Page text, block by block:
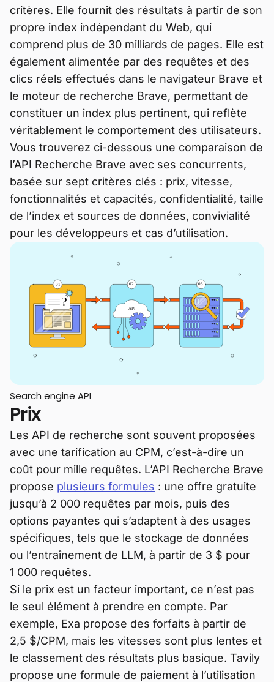
critères. Elle fournit des résultats à partir de son
propre index indépendant du Web, qui
comprend plus de 30 milliards de pages. Elle est
également alimentée par des requêtes et des
clics réels effectués dans le navigateur Brave et
le moteur de recherche Brave, permettant de
constituer un index plus pertinent, qui reflète
véritablement le comportement des utilisateurs.
Vous trouverez ci-dessous une comparaison de
l’API Recherche Brave avec ses concurrents,
basée sur sept critères clés : prix, vitesse,
fonctionnalités et capacités, confidentialité, taille
de l’index et sources de données, convivialité
pour les développeurs et cas d’utilisation.
Search engine API
Prix
Les API de recherche sont souvent proposées
avec une tarification au CPM, c’est-à-dire un
coût pour mille requêtes. L’API Recherche Brave
propose plusieurs formules : une offre gratuite
jusqu’à 2 000 requêtes par mois, puis des
options payantes qui s’adaptent à des usages
spécifiques, tels que le stockage de données
ou l’entraînement de LLM, à partir de 3 $ pour
1 000 requêtes.
Si le prix est un facteur important, ce n’est pas
le seul élément à prendre en compte. Par
exemple, Exa propose des forfaits à partir de
2,5 $/CPM, mais les vitesses sont plus lentes et
le classement des résultats plus basique. Tavily
propose une formule de paiement à l’utilisation